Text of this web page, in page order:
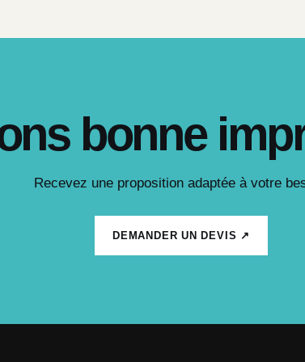
bonne
Recevez une proposition adaptée à votre
DEMANDER UN DEVIS ↗